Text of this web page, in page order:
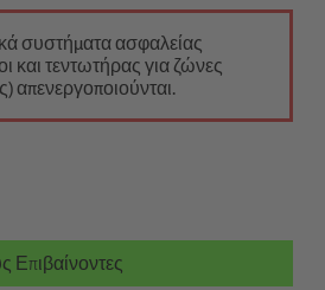
συστήματα ασφαλείας
και τεντωτήρας για ζώνες
απενεργοποιούνται.